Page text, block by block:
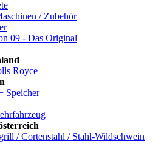
/ Zubehör
09 - Das Original
Royce
Speicher
/ Cortenstahl / Stahl-Wildschwein